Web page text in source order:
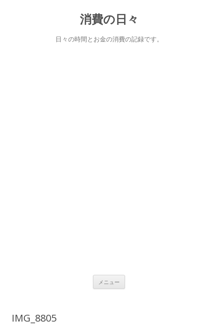
消費の日々
日々の時間とお金の消費の記録です。
メニュー
IMG_8805